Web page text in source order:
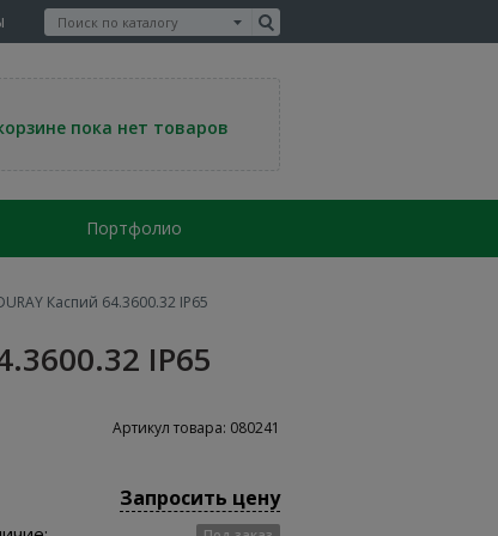
пока нет товаров
Портфолио
Каспий 64.3600.32 IP65
IP65
Артикул товара: 080241
Запросить цену